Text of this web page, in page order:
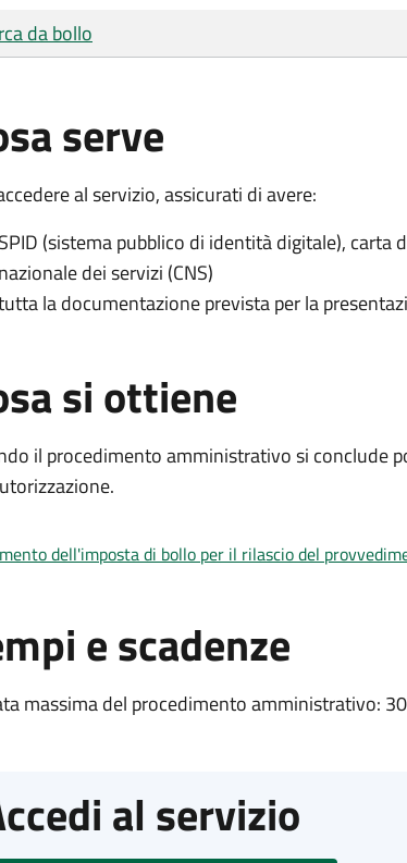
di pagamento
da bollo
serve
al servizio, assicurati di avere:
SPID (sistema pubblico di identità digitale), carta
nazionale dei servizi (CNS)
la documentazione prevista per la
si ottiene
il procedimento amministrativo si conclude
dell'imposta di bollo per il rilascio del
e scadenze
massima del procedimento amministrativo:
al servizio